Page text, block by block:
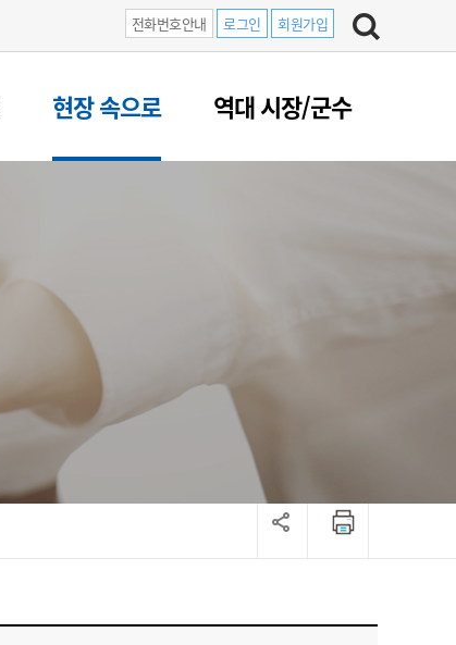
전화번호안내 로그인 회원가입
현장 속으로 역대 시장/군수